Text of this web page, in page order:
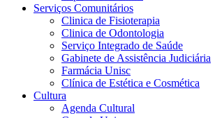
Serviços Comunitários
Clinica de Fisioterapia
Clinica de Odontologia
Serviço Integrado de Saúde
Gabinete de Assistência Judiciária
Farmácia Unisc
Clínica de Estética e Cosmética
Cultura
Agenda Cultural